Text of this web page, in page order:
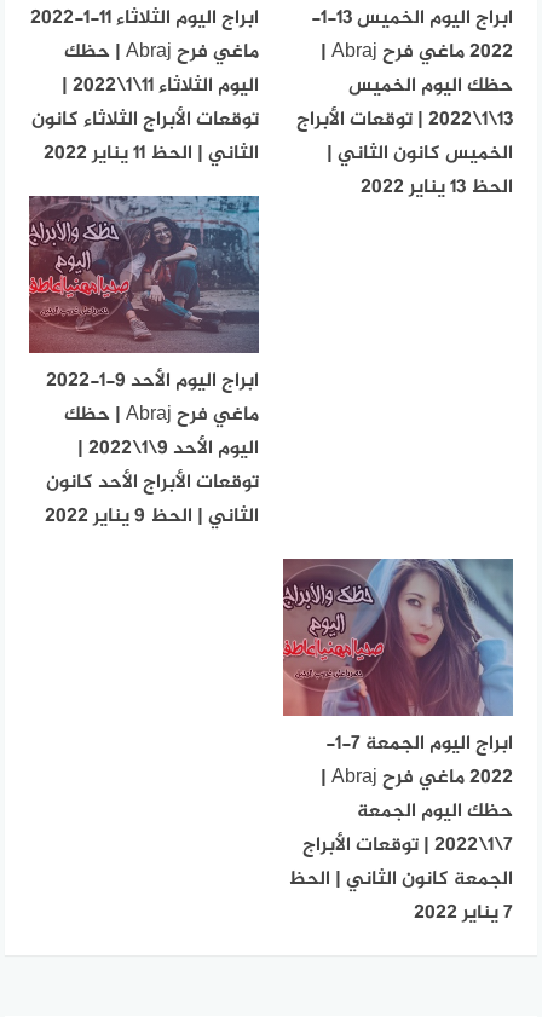
ابراج اليوم الخميس 13-1-
2022 ماغي فرح Abraj |
حظك اليوم الخميس
13\1\2022 | توقعات الأبراج
الخميس كانون الثاني |
الحظ 13 يناير 2022
ابراج اليوم الثلاثاء 11-1-2022
ماغي فرح Abraj | حظك
اليوم الثلاثاء 11\1\2022 |
توقعات الأبراج الثلاثاء كانون
الثاني | الحظ 11 يناير 2022
ابراج اليوم الأحد 9-1-2022
ماغي فرح Abraj | حظك
اليوم الأحد 9\1\2022 |
توقعات الأبراج الأحد كانون
الثاني | الحظ 9 يناير 2022
ابراج اليوم الجمعة 7-1-
2022 ماغي فرح Abraj |
حظك اليوم الجمعة
7\1\2022 | توقعات الأبراج
الجمعة كانون الثاني | الحظ
7 يناير 2022